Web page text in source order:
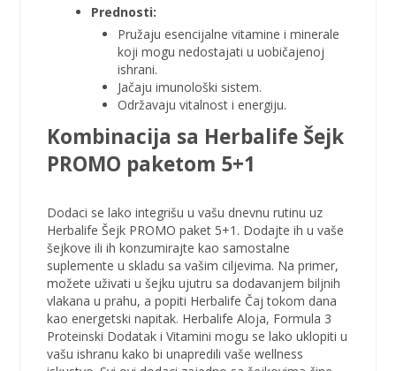
Prednosti:
Pružaju esencijalne vitamine i minerale
koji mogu nedostajati u uobičajenoj
ishrani.
Jačaju imunološki sistem.
Održavaju vitalnost i energiju.
Kombinacija sa Herbalife Šejk
PROMO paketom 5+1
Dodaci se lako integrišu u vašu dnevnu rutinu uz
Herbalife Šejk PROMO paket 5+1. Dodajte ih u vaše
šejkove ili ih konzumirajte kao samostalne
suplemente u skladu sa vašim ciljevima. Na primer,
možete uživati u šejku ujutru sa dodavanjem biljnih
vlakana u prahu, a popiti Herbalife Čaj tokom dana
kao energetski napitak. Herbalife Aloja, Formula 3
Proteinski Dodatak i Vitamini mogu se lako uklopiti u
vašu ishranu kako bi unapredili vaše wellness